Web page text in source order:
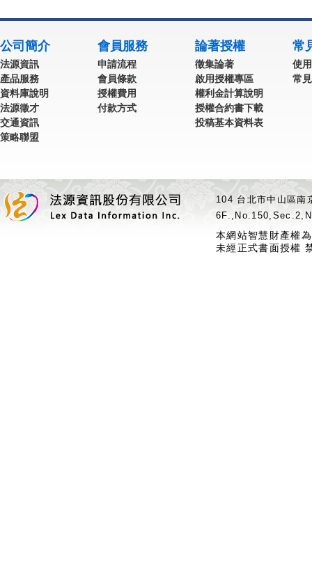
公司簡介
法源資訊
產品服務
資料庫說明
法源徵才
交通資訊
策略聯盟
會員服務
申請流程
會員條款
授權費用
付款方式
論著授權
徵集論著
啟用授權專區
權利金計算說明
授權合約書下載
投稿基本資料表
常
使
常
104 台北市中山區
本網站智慧財產權
未經正式書面授權